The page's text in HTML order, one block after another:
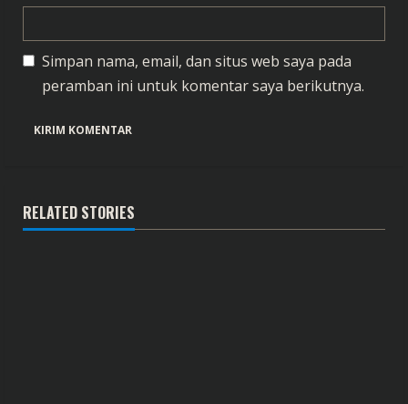
Simpan nama, email, dan situs web saya pada
peramban ini untuk komentar saya berikutnya.
RELATED STORIES